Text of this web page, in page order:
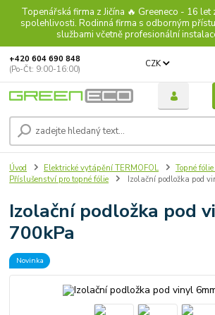
Topenářská firma z Jičína 🔥 Greeneco - 16 let
spolehlivosti. Rodinná firma s odborným
službami včetně profesionální
CZK
+420 604 690 848
(Po-Čt: 9:00-16:00)
Úvod Elektrické vytápění TERMOFOL
Topné
Příslušenství pro topné fólie
Izolační podložka pod
Izolační podložka pod
700kPa
Novinka